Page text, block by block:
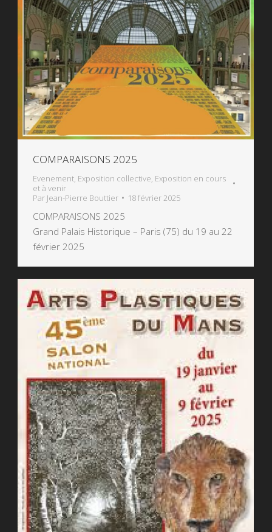
COMPARAISONS 2025
Evenement, Exposition collective, Exposition en cours
et à venir
Par Jean-Pierre Bouttier 18 février 2025
COMPARAISONS 2025
Grand Palais Historique – Paris (75) du 19 au 22
février 2025